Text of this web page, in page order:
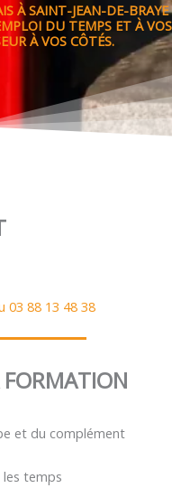
À SAINT-JEAN-DE-BRAYE
DU TEMPS ET À VOS
À VOS CÔTÉS.
88 13 48 38
et du complément
temps